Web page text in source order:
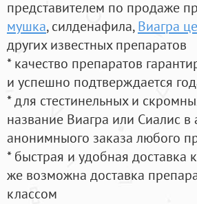
представителем по продаже
мушка, силденафила, Виагра
других известных препаратов
* качество препаратов
и успешно подтверждается
* для стестинельных и
название Виагра или Сиалис в
анонимныого заказа любого
* быстрая и удобная доставка
же возможна доставка
классом